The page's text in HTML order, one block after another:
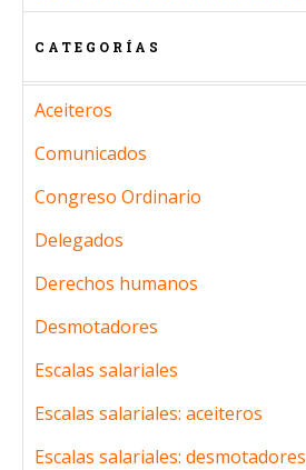
CATEGORÍAS
Aceiteros
Comunicados
Congreso Ordinario
Delegados
Derechos humanos
Desmotadores
Escalas salariales
Escalas salariales: aceiteros
Escalas salariales: desmotadores